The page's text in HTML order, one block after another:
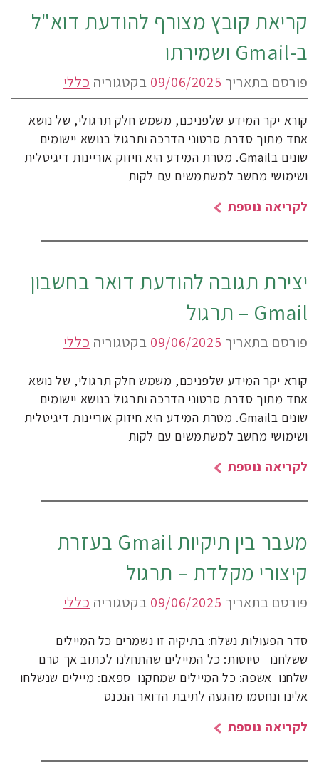
קריאת קובץ מצורף להודעת דוא"ל
ב-Gmail ושמירתו
פורסם בתאריך 09/06/2025 בקטגוריה כללי
קורא יקר המידע שלפניכם, משמש חלק תרגולי, של נושא
אחד מתוך סדרת סרטוני הדרכה ותרגול בנושא יישומים
שונים בGmail. מטרת המידע היא חיזוק אוריינות דיגיטלית
ושימושי מחשב למשתמשים עם לקות
לקריאה נוספת
יצירת תגובה להודעת דואר בחשבון
Gmail – תרגול
פורסם בתאריך 09/06/2025 בקטגוריה כללי
קורא יקר המידע שלפניכם, משמש חלק תרגולי, של נושא
אחד מתוך סדרת סרטוני הדרכה ותרגול בנושא יישומים
שונים בGmail. מטרת המידע היא חיזוק אוריינות דיגיטלית
ושימושי מחשב למשתמשים עם לקות
לקריאה נוספת
מעבר בין תיקיות Gmail בעזרת
קיצורי מקלדת – תרגול
פורסם בתאריך 09/06/2025 בקטגוריה כללי
סדר הפעולות נשלח: בתיקיה זו נשמרים כל המיילים
ששלחנו טיוטות: כל המיילים שהתחלנו לכתוב אך טרם
שלחנו אשפה: כל המיילים שמחקנו ספאם: מיילים שנשלחו
אלינו ונחסמו מהגעה לתיבת הדואר הנכנס
לקריאה נוספת